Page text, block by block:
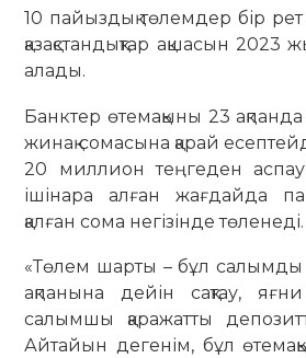
10 пайыздық төлемдер бір
қазақстандықтар ақшасын 2023
алады.
Банктер өтемақыны 23
жинақ сомасына қарай
20 миллион теңгеден
ішінара алған жағдайда
қалған сома негізінде төленеді.
«Төлем шарты – бұл
ақпанына дейін сақтау,
салымшы қаражатты
Айтайын дегенім, бұл